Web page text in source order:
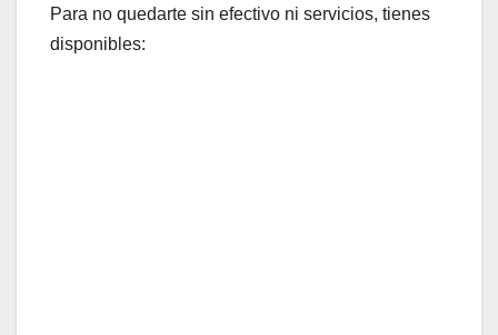
Para no quedarte sin efectivo ni servicios, tienes
disponibles: